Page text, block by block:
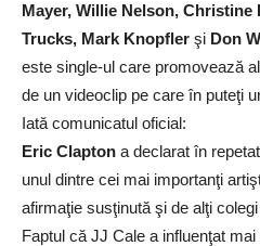
Mayer, Willie Nelson, Christine
Trucks, Mark Knopfler şi Don
este single-ul care promovează
de un videoclip pe care în puteţi
Iată comunicatul oficial:
Eric Clapton a declarat în
unul dintre cei mai importanţi
afirmaţie susţinută şi de alţi
Faptul că JJ Cale a influenţat